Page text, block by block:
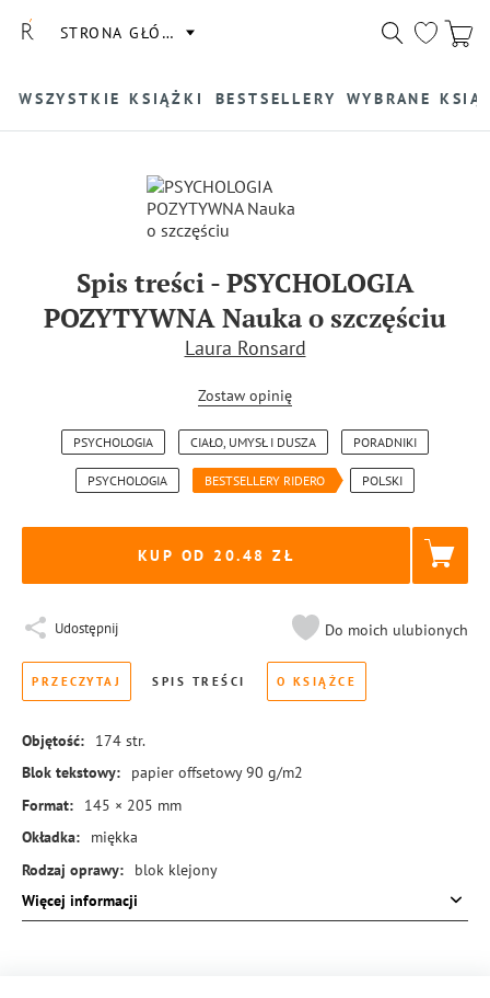
STRONA GŁÓWNA
WSZYSTKIE KSIĄŻKI BESTSELLERY WYBRANE
Spis treści-PSYCHOLOGIA
POZYTYWNA Nauka o szczęściu
Laura Ronsard
Zostaw opinię
PSYCHOLOGIA CIAŁO, UMYSŁ I DUSZA PORADNIKI
PSYCHOLOGIA BESTSELLERY RIDERO POLSKI
KUP OD 20.48
Udostępnij Do moich ulubionych
PRZECZYTAJ SPIS TREŚCI O KSIĄŻCE
Objętość: 174 str.
Blok tekstowy:
papier offsetowy 90 g/m2
Format:
145 × 205 mm
Okładka:
miękka
Rodzaj oprawy:
blok klejony
ISBN:
978-83-8414-807-5
Więcej informacji